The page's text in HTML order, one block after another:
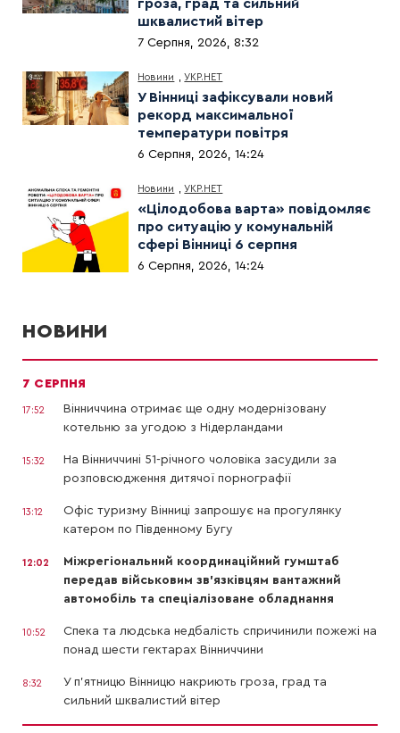
гроза, град та сильний
шквалистий вітер
7 Серпня, 2026, 8:32
Новини ,УКР.НЕТ
У Вінниці зафіксували новий
рекорд максимальної
температури повітря
6 Серпня, 2026, 14:24
Новини ,УКР.НЕТ
«Цілодобова варта» повідомляє
про ситуацію у комунальній
сфері Вінниці 6 серпня
6 Серпня, 2026, 14:24
НОВИНИ
7 СЕРПНЯ
17:52
Вінниччина отримає ще одну модернізовану
котельню за угодою з Нідерландами
15:32
На Вінниччині 51-річного чоловіка засудили за
розповсюдження дитячої порнографії
13:12
Офіс туризму Вінниці запрошує на прогулянку
катером по Південному Бугу
12:02
Міжрегіональний координаційний гумштаб
передав військовим зв’язківцям вантажний
автомобіль та спеціалізоване обладнання
10:52
Спека та людська недбалість спричинили пожежі на
понад шести гектарах Вінниччини
8:32
У п’ятницю Вінницю накриють гроза, град та
сильний шквалистий вітер